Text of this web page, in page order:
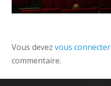
Vous devez vous connecter
commentaire.